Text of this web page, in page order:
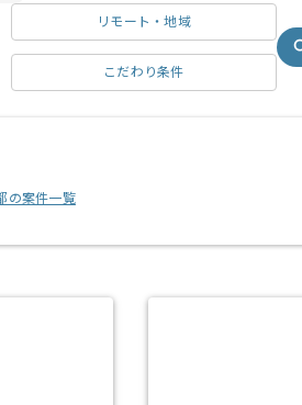
リモート・地域
こだわり条件
の案件一覧